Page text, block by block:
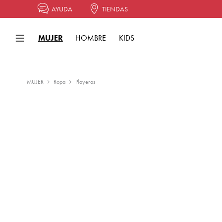
AYUDA TIENDAS
MUJER HOMBRE KIDS
MUJER Ropa Playeras